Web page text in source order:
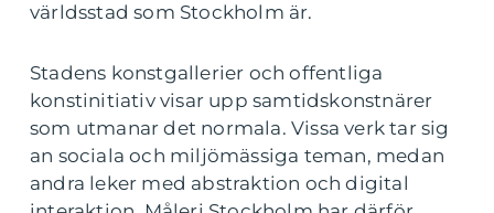
världsstad som Stockholm är.
Stadens konstgallerier och offentliga
konstinitiativ visar upp samtidskonstnärer
som utmanar det normala. Vissa verk tar sig
an sociala och miljömässiga teman, medan
andra leker med abstraktion och digital